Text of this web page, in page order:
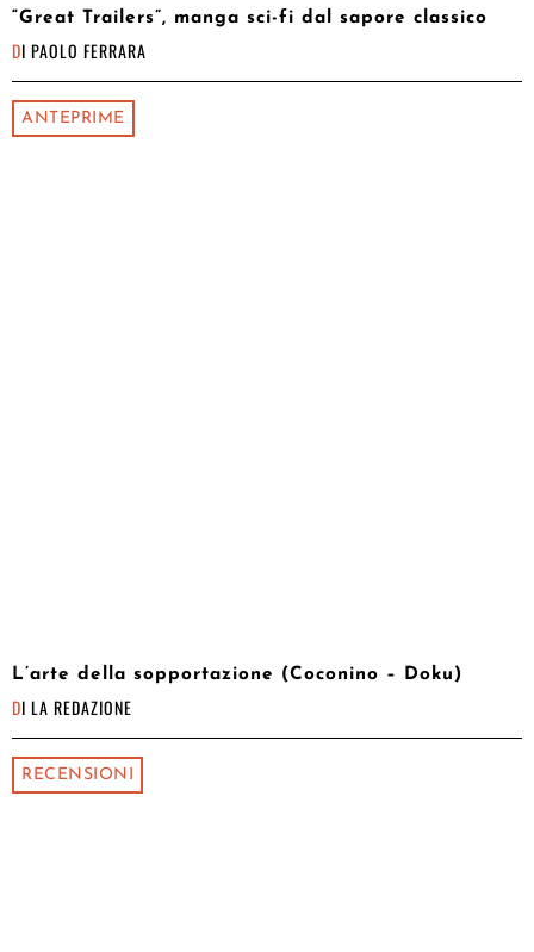
“Great Trailers”, manga sci-fi dal sapore classico
DI PAOLO FERRARA
ANTEPRIME
L’arte della sopportazione (Coconino – Doku)
DI LA REDAZIONE
RECENSIONI